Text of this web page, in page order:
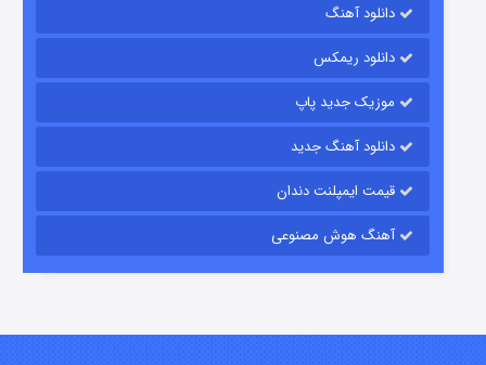
شکست استوارت در نجات جهان
قسمت
قسمت۷ (زیرنویس) منتشر شد
دانلود آهنگ
دانلود ریمکس
موزیک جدید پاپ
دانلود آهنگ جدید
قیمت ایمپلنت دندان
آهنگ هوش مصنوعی